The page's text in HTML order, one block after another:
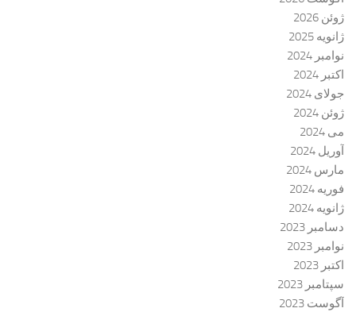
ژوئن 2026
ژانویه 2025
نوامبر 2024
اکتبر 2024
جولای 2024
ژوئن 2024
می 2024
آوریل 2024
مارس 2024
فوریه 2024
ژانویه 2024
دسامبر 2023
نوامبر 2023
اکتبر 2023
سپتامبر 2023
آگوست 2023